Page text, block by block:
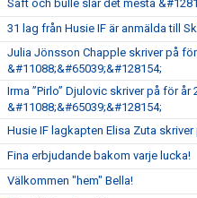
Saft och bulle slår det mesta
31 lag från Husie IF är anmälda till
Julia Jönsson Chapple skriver på
&#11088;&#65039;&#128154;
Irma ”Pirlo” Djulovic skriver på för år
&#11088;&#65039;&#128154;
Husie IF lagkapten Elisa Zuta
Fina erbjudande bakom varje lucka!
Välkommen "hem" Bella!